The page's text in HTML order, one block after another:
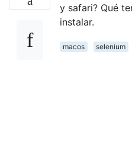
y safari? Qué
instalar.
macos
selenium